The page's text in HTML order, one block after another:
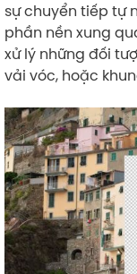
sự chuyển tiếp tự
phần nền xung
xử lý những đối
vải vóc, hoặc